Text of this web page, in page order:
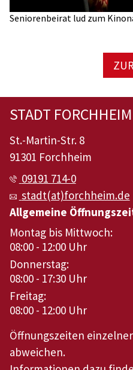
Seniorenbeirat lud zum
STADT FORCHHEIM
St.-Martin-Str. 8
91301 Forchheim
09191 714-0
stadt(at)forchheim.de
Allgemeine
Montag bis Mittwoch:
08:00 - 12:00 Uhr
Donnerstag:
08:00 - 17:30 Uhr
Freitag:
08:00 - 12:00 Uhr
Öffnungszeiten
abweichen.